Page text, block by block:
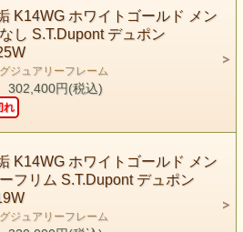
K14WG ホワイトゴールド メン
し S.T.Dupont デュポン
ジュアリーフレーム
302,400円(税込)
れ
K14WG ホワイトゴールド メン
フリム S.T.Dupont デュポン
ジュアリーフレーム